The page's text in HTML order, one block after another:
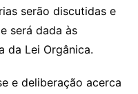
serão discutidas e
será dada às
da Lei Orgânica.
e deliberação acerca